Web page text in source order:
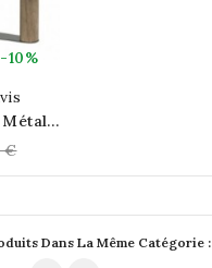
-10%
Métal
€
Dans La Même Catégorie :